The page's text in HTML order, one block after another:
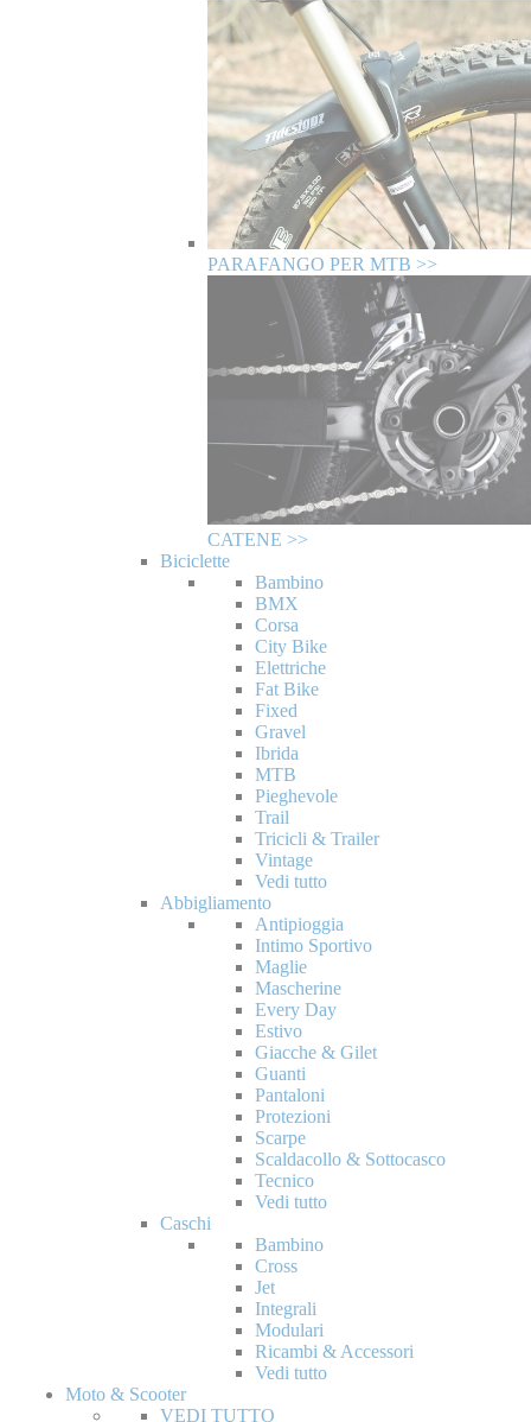
PARAFANGO PER MTB >>
CATENE >>
Biciclette
Bambino
BMX
Corsa
City Bike
Elettriche
Fat Bike
Fixed
Gravel
Ibrida
MTB
Pieghevole
Trail
Tricicli & Trailer
Vintage
Vedi tutto
Abbigliamento
Antipioggia
Intimo Sportivo
Maglie
Mascherine
Every Day
Estivo
Giacche & Gilet
Guanti
Pantaloni
Protezioni
Scarpe
Scaldacollo & Sottocasco
Tecnico
Vedi tutto
Caschi
Bambino
Cross
Jet
Integrali
Modulari
Ricambi & Accessori
Vedi tutto
Moto & Scooter
VEDI TUTTO